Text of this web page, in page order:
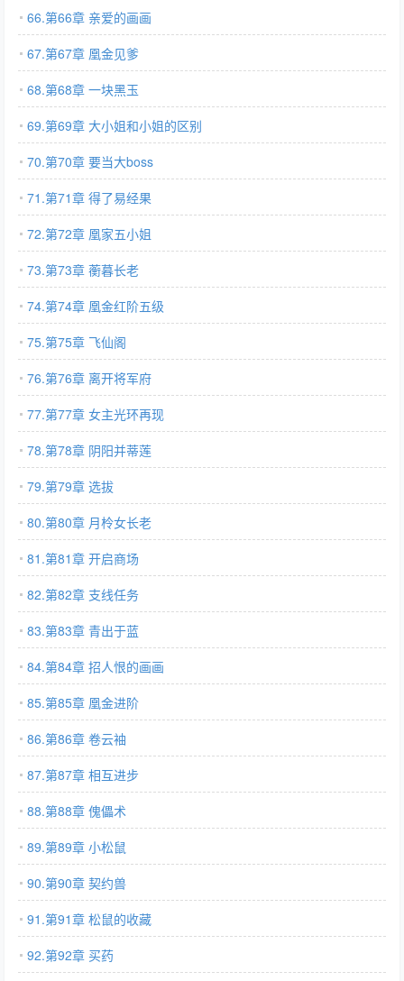
66.第66章 亲爱的画画
67.第67章 凰金见爹
68.第68章 一块黑玉
69.第69章 大小姐和小姐的区别
70.第70章 要当大boss
71.第71章 得了易经果
72.第72章 凰家五小姐
73.第73章 蘅暮长老
74.第74章 凰金红阶五级
75.第75章 飞仙阁
76.第76章 离开将军府
77.第77章 女主光环再现
78.第78章 阴阳并蒂莲
79.第79章 选拔
80.第80章 月柃女长老
81.第81章 开启商场
82.第82章 支线任务
83.第83章 青出于蓝
84.第84章 招人恨的画画
85.第85章 凰金进阶
86.第86章 卷云袖
87.第87章 相互进步
88.第88章 傀儡术
89.第89章 小松鼠
90.第90章 契约兽
91.第91章 松鼠的收藏
92.第92章 买药